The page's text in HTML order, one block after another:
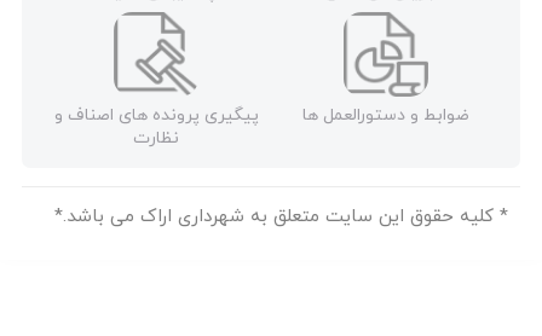
ضوابط و دستورالعمل ها
پیگیری پرونده های اصناف و
نظارت
* کلیه حقوق این سایت متعلق به شهرداری اراک می باشد.*